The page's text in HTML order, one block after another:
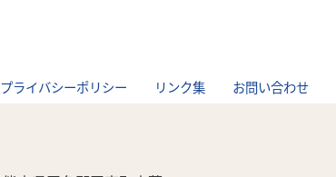
プライバシーポリシー リンク集 お問い合わせ